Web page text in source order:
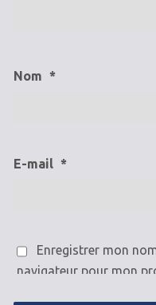
Nom *
E-mail *
Enregistrer mon
navigateur pour mon